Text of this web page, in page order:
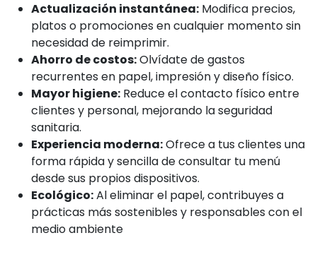
Actualización instantánea: Modifica precios,
platos o promociones en cualquier momento sin
necesidad de reimprimir.
Ahorro de costos:Olvídate de gastos
recurrentes en papel, impresión y diseño físico.
Mayor higiene: Reduce el contacto físico entre
clientes y personal, mejorando la seguridad
sanitaria.
Experiencia moderna:Ofrece a tus clientes una
forma rápida y sencilla de consultar tu menú
desde sus propios dispositivos.
Ecológico:Al eliminar el papel, contribuyes a
prácticas más sostenibles y responsables con el
medio ambiente